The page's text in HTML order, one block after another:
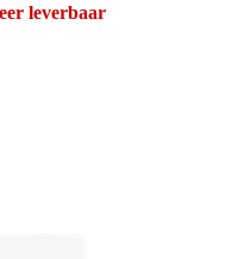
leverbaar